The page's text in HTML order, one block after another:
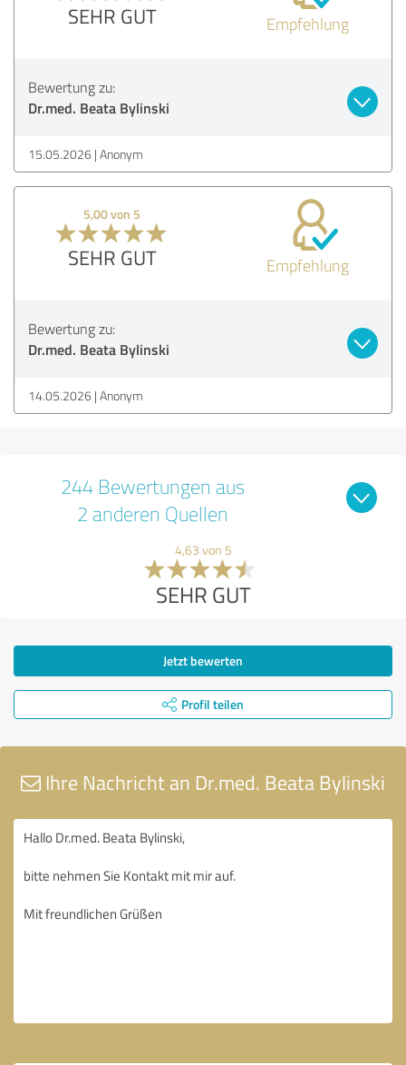
SEHR GUT Empfehlung
Bewertung zu:
Dr.med. Beata Bylinski
15.05.2026 Anonym
5,00 von 5
SEHR GUT Empfehlung
Bewertung zu:
Dr.med. Beata Bylinski
14.05.2026 Anonym
244 Bewertungen aus
2 anderen Quellen
4,63 von 5
SEHR GUT
Jetzt bewerten
Profil teilen
Ihre Nachricht an Dr.med. Beata Bylinski